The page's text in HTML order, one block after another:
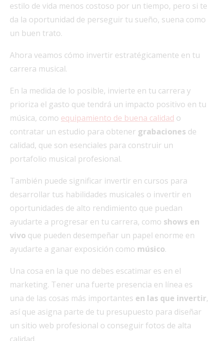
estilo de vida menos costoso por un tiempo, pero si te
da la oportunidad de perseguir tu sueño, suena como
un buen trato.
Ahora veamos cómo invertir estratégicamente en tu
carrera musical.
En la medida de lo posible, invierte en tu carrera y
prioriza el gasto que tendrá un impacto positivo en tu
música, como equipamiento de buena calidad o
contratar un estudio para obtener grabaciones de
calidad, que son esenciales para construir un
portafolio musical profesional.
También puede significar invertir en cursos para
desarrollar tus habilidades musicales o invertir en
oportunidades de alto rendimiento que puedan
ayudarte a progresar en tu carrera, como shows en
vivo que pueden desempeñar un papel enorme en
ayudarte a ganar exposición como músico.
Una cosa en la que no debes escatimar es en el
marketing. Tener una fuerte presencia en línea es
una de las cosas más importantes en las que invertir,
así que asigna parte de tu presupuesto para diseñar
un sitio web profesional o conseguir fotos de alta